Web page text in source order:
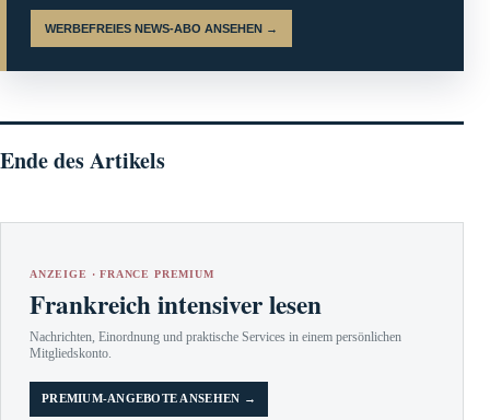
WERBEFREIES NEWS-ABO ANSEHEN →
Ende des Artikels
ANZEIGE · FRANCE PREMIUM
Frankreich intensiver lesen
Nachrichten, Einordnung und praktische Services in einem persönlichen
Mitgliedskonto.
PREMIUM-ANGEBOTE ANSEHEN →